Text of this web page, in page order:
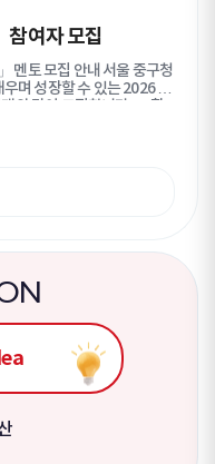
모집인원 : 30
능한 사람 다. 발대식 및 주
SNS 계정을 활발하게 운영
대학(원)생 / 중구 소재 직장
1천명 이상 / 게시물 조회수
텐츠를 지속적으로 운영
제출
선정방법 : 지
홍보팀(☎02-3396-4963)
여자 모집
멘토 모집 안내 서울 중구청
며 성장할 수 있는 2026 하
같이 모집합니다. ■ 활
기간 : 2026. 9월 ~ 12월
활동일지 작성 ○ 지도과목 :
후 멘토-멘티 협의하여 과
활동 멘토 표창 ■ 신청
동의서, 범죄 경력조회 동
매칭이므로, 멘티 모집 상
일 확인 후 접수 완료건 담
선발결과 : 9월 중(별도 안내
지 ○ 문 의 : 중구청 교육정